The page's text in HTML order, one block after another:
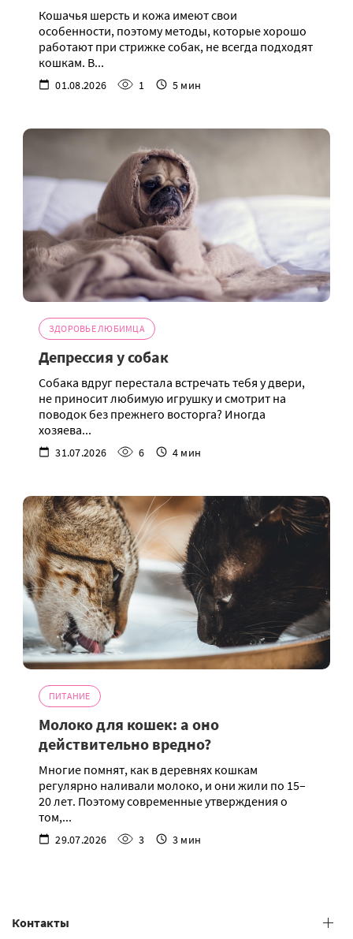
Кошачья шерсть и кожа имеют свои
особенности, поэтому методы, которые хорошо
работают при стрижке собак, не всегда подходят
кошкам. В...
01.08.2026 1 5 мин
ЗДОРОВЬЕ ЛЮБИМЦА
Депрессия у собак
Собака вдруг перестала встречать тебя у двери,
не приносит любимую игрушку и смотрит на
поводок без прежнего восторга? Иногда
хозяева...
31.07.2026 6 4 мин
ПИТАНИЕ
Молоко для кошек: а оно
действительно вредно?
Многие помнят, как в деревнях кошкам
регулярно наливали молоко, и они жили по 15–
20 лет. Поэтому современные утверждения о
том,...
29.07.2026 3 3 мин
Контакты